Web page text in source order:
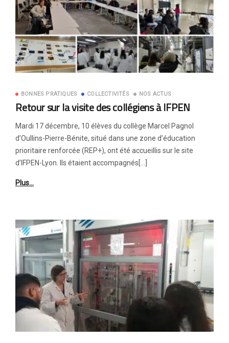
BONNES PRATIQUES COLLECTIVITÉS NOS ACTUS
Retour sur la visite des collégiens à IFPEN
Mardi 17 décembre, 10 élèves du collège Marcel Pagnol
d’Oullins-Pierre-Bénite, situé dans une zone d’éducation
prioritaire renforcée (REP+), ont été accueillis sur le site
d’IFPEN-Lyon. Ils étaient accompagnés[…]
Plus…